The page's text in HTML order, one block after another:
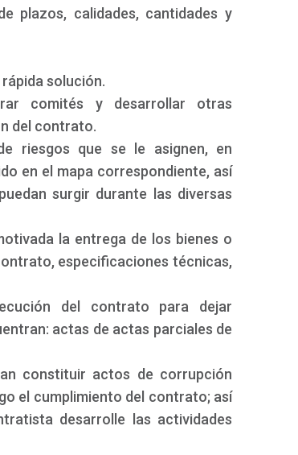
plazos, calidades, cantidades y
solución.
comités y desarrollar otras
del contrato.
riesgos que se le asignen, en
en el mapa correspondiente, así
surgir durante las diversas
la entrega de los bienes o
especificaciones técnicas,
del contrato para dejar
actas de actas parciales de
constituir actos de corrupción
el cumplimiento del contrato; así
desarrolle las actividades